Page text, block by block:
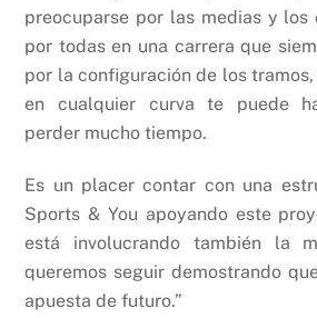
preocuparse por las medias y los
por todas en una carrera que
por la configuración de los
en cualquier curva te puede
perder mucho tiempo.
Es un placer contar con una
Sports & You apoyando este
está involucrando también la
queremos seguir demostrando
apuesta de futuro.”